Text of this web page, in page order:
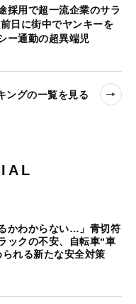
採用で超一流企業のサラ
日に街中でヤンキーを
ー通勤の超異端児
ングの一覧を見る
かわからない…」青切符
ックの不安、自転車“車
れる新たな安全対策